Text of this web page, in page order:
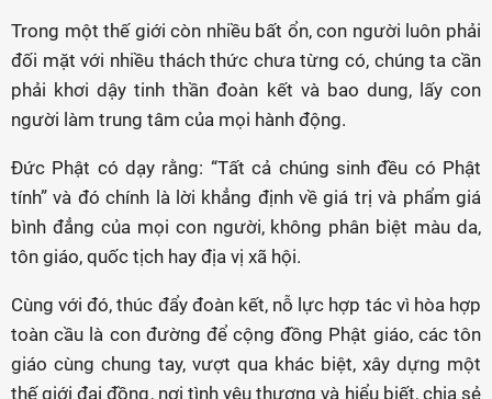
Trong một thế giới còn nhiều bất ổn, con người luôn phải
đối mặt với nhiều thách thức chưa từng có, chúng ta cần
phải khơi dậy tinh thần đoàn kết và bao dung, lấy con
người làm trung tâm của mọi hành động.
Đức Phật có dạy rằng: “Tất cả chúng sinh đều có Phật
tính” và đó chính là lời khẳng định về giá trị và phẩm giá
bình đẳng của mọi con người, không phân biệt màu da,
tôn giáo, quốc tịch hay địa vị xã hội.
Cùng với đó, thúc đẩy đoàn kết, nỗ lực hợp tác vì hòa hợp
toàn cầu là con đường để cộng đồng Phật giáo, các tôn
giáo cùng chung tay, vượt qua khác biệt, xây dựng một
thế giới đại đồng, nơi tình yêu thương và hiểu biết, chia sẻ